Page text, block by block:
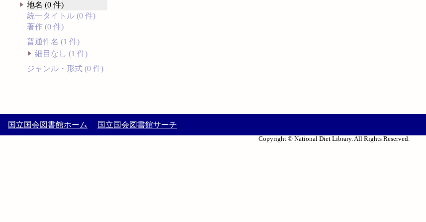
地名 (0 件)
統一タイトル (0 件)
著作 (0 件)
普通件名 (1 件)
細目なし (1 件)
ジャンル・形式 (0 件)
国立国会図書館ホーム 国立国会図書館サーチ
Copyright © National Diet Library. All Rights Reserved.